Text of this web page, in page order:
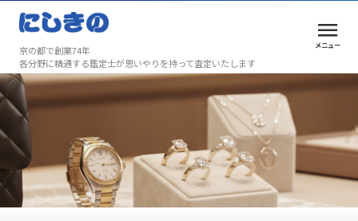
京の都で創業74年
各分野に精通する鑑定士が思いやりを持って査定いたします
メニュー
買取実績